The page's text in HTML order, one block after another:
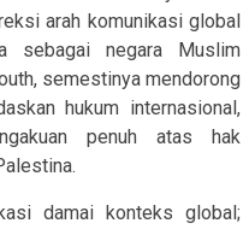
arah komunikasi global
sebagai negara Muslim
semestinya mendorong
hukum internasional,
penuh atas hak
damai konteks global;